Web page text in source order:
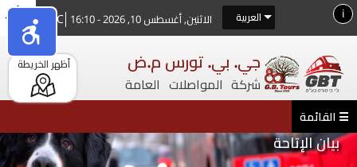
إلى
الرئيسي
i
33°C الاثنين, أغسطس 10, 2026 - 16:10 العربية
أظهر الخريطة جي. بي. تورس م.ض
شركة المواصلات العامة
بيان الإتاحة